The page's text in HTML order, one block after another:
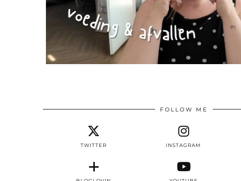
FOLLOW ME
TWITTER INSTAGRAM